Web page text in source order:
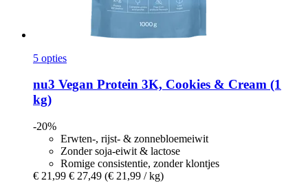
5 opties
nu3 Vegan Protein 3K, Cookies & Cream (1
kg)
-20%
Erwten-, rijst- & zonnebloemeiwit
Zonder soja-eiwit & lactose
Romige consistentie, zonder klontjes
€ 21,99 € 27,49 (€ 21,99 / kg)